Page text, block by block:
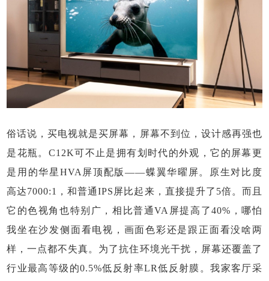
俗话说，买电视就是买屏幕，屏幕不到位，设计感再强也
是花瓶。C12K可不止是拥有划时代的外观，它的屏幕更
是用的华星HVA屏顶配版——蝶翼华曜屏。原生对比度
高达7000:1，和普通IPS屏比起来，直接提升了5倍。而且
它的色视角也特别广，相比普通VA屏提高了40%，哪怕
我坐在沙发侧面看电视，画面色彩还是跟正面看没啥两
样，一点都不失真。为了抗住环境光干扰，屏幕还覆盖了
行业最高等级的0.5%低反射率LR低反射膜。我家客厅采